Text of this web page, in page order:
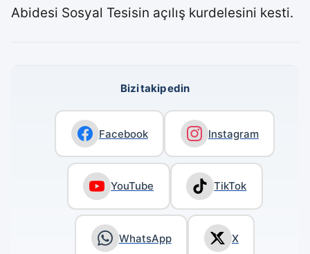
Abidesi Sosyal Tesisin açılış kurdelesini kesti.
Bizi takip edin
Facebook Instagram
YouTube TikTok
WhatsApp X